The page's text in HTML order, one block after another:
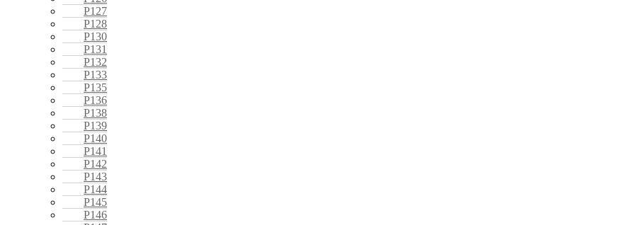
P127
P128
P130
P131
P132
P133
P135
P136
P138
P139
P140
P141
P142
P143
P144
P145
P146